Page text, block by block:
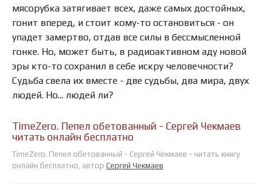
мясорубка затягивает всех, даже самых достойных,
гонит вперед, и стоит кому-то остановиться - он
упадет замертво, отдав все силы в бессмысленной
гонке. Но, может быть, в радиоактивном аду новой
эры кто-то сохранил в себе искру человечности?
Судьба свела их вместе - две судьбы, два мира, двух
людей. Но... людей ли?
TimeZero. Пепел обетованный - Сергей Чекмаев
читать онлайн бесплатно
TimeZero. Пепел обетованный - Сергей Чекмаев - читать книгу
онлайн бесплатно, автор Сергей Чекмаев